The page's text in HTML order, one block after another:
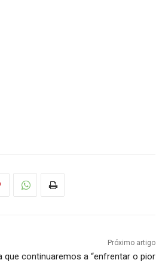
Próximo artigo
que continuaremos a “enfrentar o pior